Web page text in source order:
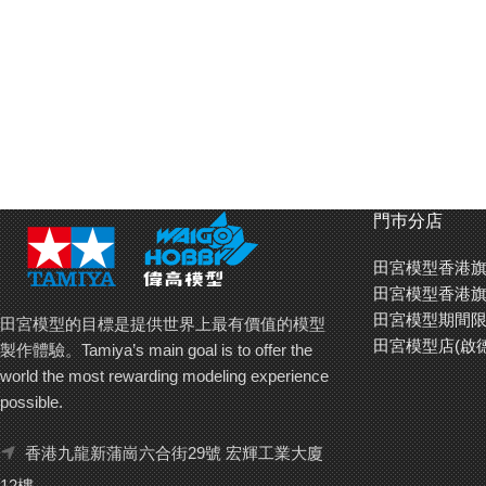
田宮模型的目標是提供世界上最有價值的模型
製作體驗。Tamiya’s main goal is to offer the
world the most rewarding modeling experience
possible.
香港九龍新蒲崗六合街29號 宏輝工業大廈
門巿分店
田宮模型香港
田宮模型香港
田宮模型期間
田宮模型店(啟